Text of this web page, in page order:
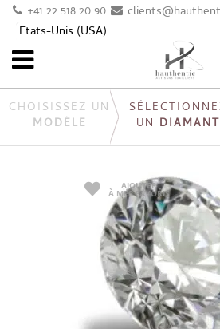
+41 22 518 20 90
CHOISISSEZ UN
MODÈLE
UN DIAMANT
AJOUTER
À MES FAVORIS